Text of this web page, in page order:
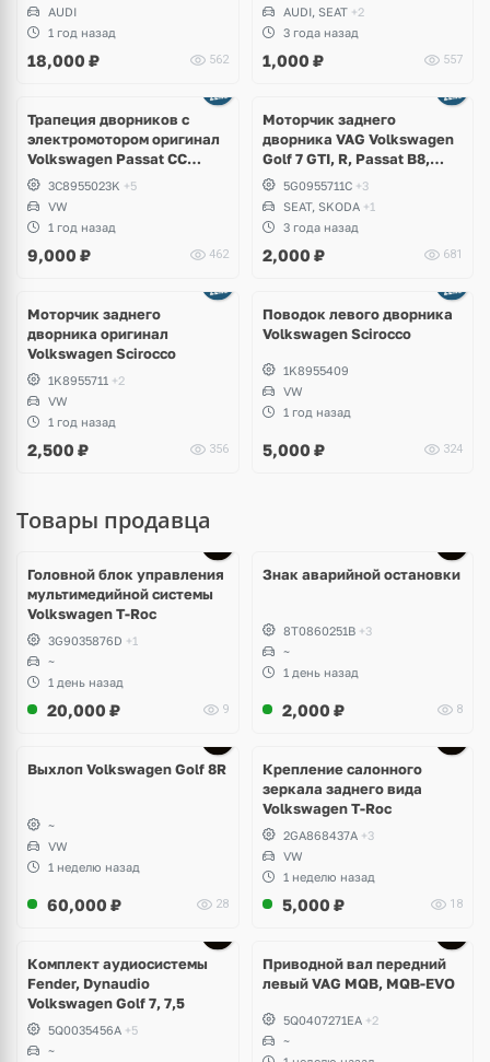
AUDI
1 год назад
18,000 ₽ 562
Tiguan, Skoda Octavia,
Fabia, Kodiaq, Superb, Yeti,
Seat Leon, Altea, Bentley
AUDI, SEAT +2
3 года назад
1,000 ₽ 557
Трапеция дворников с
электромотором оригинал
Volkswagen Passat CC
рестайлинг
3C8955023K +5
VW
1 год назад
9,000 ₽ 462
Моторчик заднего
дворника VAG Volkswagen
Golf 7 GTI, R, Passat B8,
Tiguan, Teramont, Touareg
3, Skoda Octavia, Fabia,
Seat Ateca, Ibiza
5G0955711C +3
SEAT, SKODA +1
3 года назад
2,000 ₽ 681
Моторчик заднего
дворника оригинал
Volkswagen Scirocco
1K8955711 +2
VW
1 год назад
2,500 ₽ 356
Поводок левого дворника
Volkswagen Scirocco
1K8955409
VW
1 год назад
5,000 ₽ 324
Товары продавца
Головной блок управления
мультимедийной системы
Volkswagen T-Roc
3G9035876D +1
~
1 день назад
20,000 ₽ 9
Знак аварийной остановки
8T0860251B +3
~
1 день назад
2,000 ₽ 8
Выхлоп Volkswagen Golf 8R
~
VW
1 неделю назад
60,000 ₽ 28
Крепление салонного
зеркала заднего вида
Volkswagen T-Roc
2GA868437A +3
VW
1 неделю назад
5,000 ₽ 18
Комплект аудиосистемы
Fender, Dynaudio
Volkswagen Golf 7, 7,5
5Q0035456A +5
~
Приводной вал передний
левый VAG MQB, MQB-EVO
5Q0407271EA +2
~